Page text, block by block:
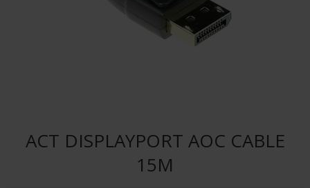
ACT DISPLAYPORT AOC CABLE
15M